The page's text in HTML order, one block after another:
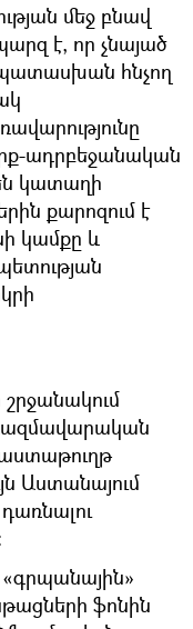
մեջ բնավ
է, որ չնայած
հնչող
ադրբեջանական
կատաղի
քարոզում է
կամքը և
Աստանայում
ֆոնին